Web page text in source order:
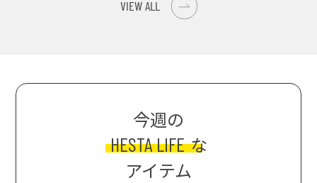
VIEW ALL
今週の
HESTA LIFE な
アイテム